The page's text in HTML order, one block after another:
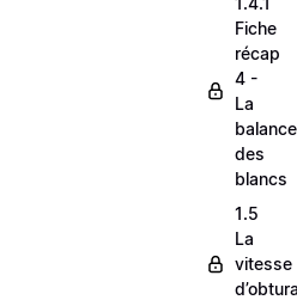
Fiche
récap
4 -
La
balance
des
blancs
1.5
La
vitesse